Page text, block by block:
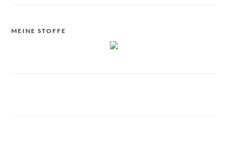
MEINE STOFFE